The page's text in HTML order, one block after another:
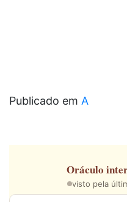
Publicado em A
Oráculo
visto pela